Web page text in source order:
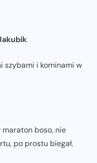
szybami i kominami w
maraton boso, nie
po prostu biegał.